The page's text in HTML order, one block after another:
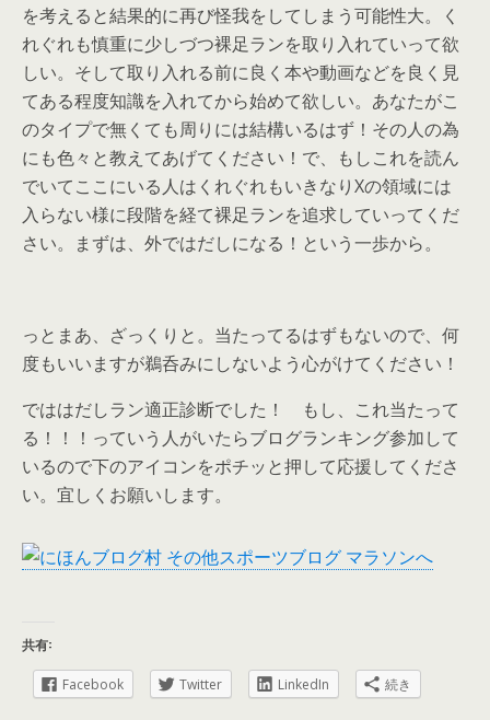
を考えると結果的に再び怪我をしてしまう可能性大。く
れぐれも慎重に少しづつ裸足ランを取り入れていって欲
しい。そして取り入れる前に良く本や動画などを良く見
てある程度知識を入れてから始めて欲しい。あなたがこ
のタイプで無くても周りには結構いるはず！その人の為
にも色々と教えてあげてください！で、もしこれを読ん
でいてここにいる人はくれぐれもいきなりXの領域には
入らない様に段階を経て裸足ランを追求していってくだ
さい。まずは、外ではだしになる！という一歩から。
っとまあ、ざっくりと。当たってるはずもないので、何
度もいいますが鵜呑みにしないよう心がけてください！
でははだしラン適正診断でした！ もし、これ当たって
る！！！っていう人がいたらブログランキング参加して
いるので下のアイコンをポチッと押して応援してくださ
い。宜しくお願いします。
共有:
Facebook Twitter LinkedIn 続き